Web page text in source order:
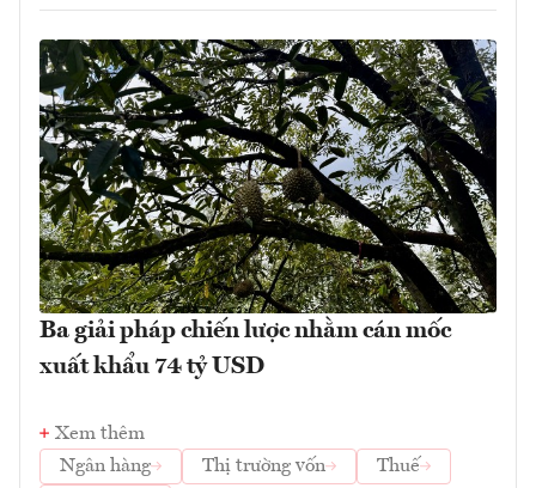
Ba giải pháp chiến lược nhằm cán mốc
xuất khẩu 74 tỷ USD
Xem thêm
Ngân hàng
Thị trường vốn
Thuế